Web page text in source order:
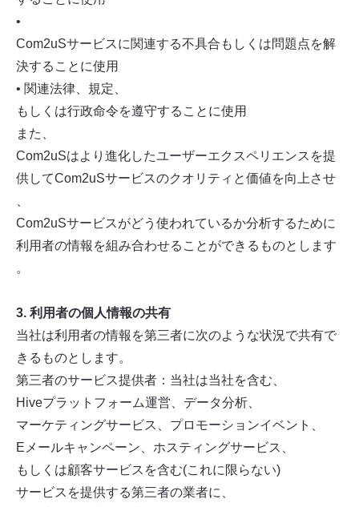
•
Com2uSサービスに関連する不具合もしくは問題点を解
決することに使用
• 関連法律、規定、
もしくは行政命令を遵守することに使用
また、
Com2uSはより進化したユーザーエクスペリエンスを提
供してCom2uSサービスのクオリティと価値を向上させ
Com2uSサービスがどう使われているか分析するために
利用者の情報を組み合わせることができるものとします
。
3. 利用者の個人情報の共有
当社は利用者の情報を第三者に次のような状況で共有で
きるものとします。
第三者のサービス提供者：当社は当社を含む、
Hiveプラットフォーム運営、データ分析、
マーケティングサービス、プロモーションイベント、
Eメールキャンペーン、ホスティングサービス、
もしくは顧客サービスを含む(これに限らない)
サービスを提供する第三者の業者に、